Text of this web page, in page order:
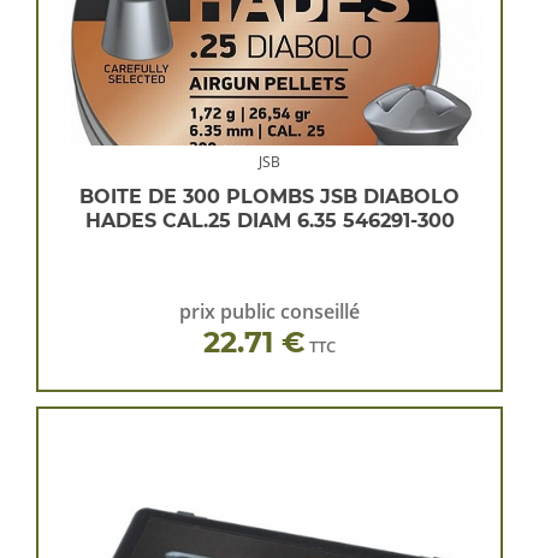
JSB
BOITE DE 300 PLOMBS JSB DIABOLO
HADES CAL.25 DIAM 6.35 546291-300
prix public conseillé
22.71 € TTC